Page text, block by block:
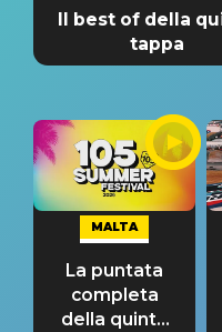
Il best of della
tappa
MALTA
La puntata
completa
della quinta